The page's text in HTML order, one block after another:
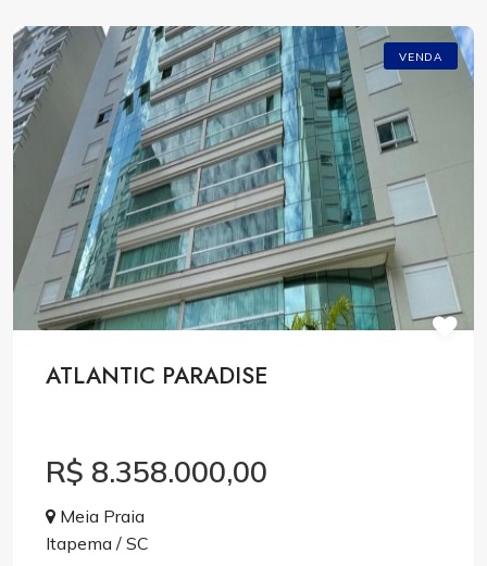
VENDA
ATLANTIC PARADISE
R$ 8.358.000,00
Meia Praia
Itapema / SC